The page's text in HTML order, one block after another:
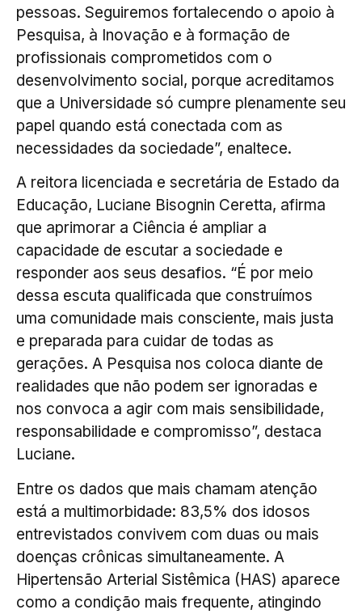
pessoas. Seguiremos fortalecendo o apoio à
Pesquisa, à Inovação e à formação de
profissionais comprometidos com o
desenvolvimento social, porque acreditamos
que a Universidade só cumpre plenamente seu
papel quando está conectada com as
necessidades da sociedade”, enaltece.
A reitora licenciada e secretária de Estado da
Educação, Luciane Bisognin Ceretta, afirma
que aprimorar a Ciência é ampliar a
capacidade de escutar a sociedade e
responder aos seus desafios. “É por meio
dessa escuta qualificada que construímos
uma comunidade mais consciente, mais justa
e preparada para cuidar de todas as
gerações. A Pesquisa nos coloca diante de
realidades que não podem ser ignoradas e
nos convoca a agir com mais sensibilidade,
responsabilidade e compromisso”, destaca
Luciane.
Entre os dados que mais chamam atenção
está a multimorbidade: 83,5% dos idosos
entrevistados convivem com duas ou mais
doenças crônicas simultaneamente. A
Hipertensão Arterial Sistêmica (HAS) aparece
como a condição mais frequente, atingindo